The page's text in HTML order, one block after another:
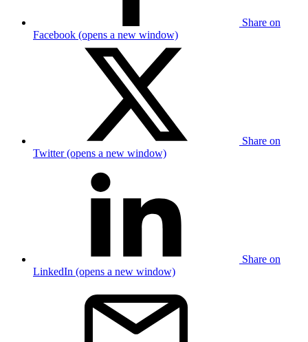
Share on
Facebook (opens a new window)
Share on
Twitter (opens a new window)
Share on
LinkedIn (opens a new window)